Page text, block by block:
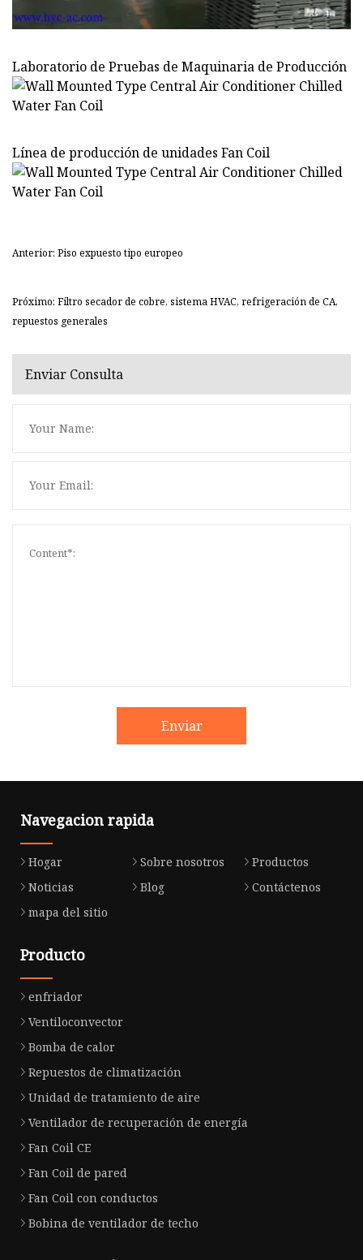
Laboratorio de Pruebas de Maquinaria de Producción
Línea de producción de unidades Fan Coil
Anterior: Piso expuesto tipo europeo
Próximo: Filtro secador de cobre, sistema HVAC, refrigeración de CA,
repuestos generales
Enviar Consulta
Enviar
Navegacion rapida
Hogar Sobre nosotros
Productos
Noticias
Blog
Contáctenos
mapa del sitio
Producto
enfriador
Ventiloconvector
Bomba de calor
Repuestos de climatización
Unidad de tratamiento de aire
Ventilador de recuperación de energía
Fan Coil CE
Fan Coil de pared
Fan Coil con conductos
Bobina de ventilador de techo